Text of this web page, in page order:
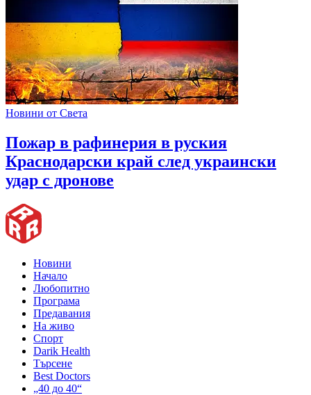
Новини от Света
Пожар в рафинерия в руския
Краснодарски край след украински
удар с дронове
Новини
Начало
Любопитно
Програма
Предавания
На живо
Спорт
Darik Health
Търсене
Best Doctors
„40 до 40“